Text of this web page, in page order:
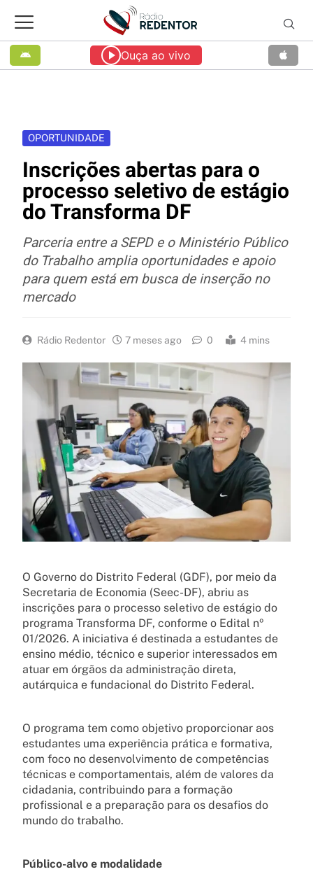
Ouça ao vivo
OPORTUNIDADE
Inscrições abertas para o
processo seletivo de estágio
do Transforma DF
Parceria entre a SEPD e o Ministério Público
do Trabalho amplia oportunidades e apoio
para quem está em busca de inserção no
mercado
Rádio Redentor 7 meses ago 0 4 mins
O Governo do Distrito Federal (GDF), por meio da
Secretaria de Economia (Seec-DF), abriu as
inscrições para o processo seletivo de estágio do
programa Transforma DF, conforme o Edital nº
01/2026. A iniciativa é destinada a estudantes de
ensino médio, técnico e superior interessados em
atuar em órgãos da administração direta,
autárquica e fundacional do Distrito Federal.
O programa tem como objetivo proporcionar aos
estudantes uma experiência prática e formativa,
com foco no desenvolvimento de competências
técnicas e comportamentais, além de valores da
cidadania, contribuindo para a formação
profissional e a preparação para os desafios do
mundo do trabalho.
Público-alvo e modalidade